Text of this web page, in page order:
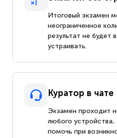
Итоговый экзамен
неограниченное
результат не будет
устраивать.
Куратор в чате
Экзамен проходит
любого устройства,
помочь при